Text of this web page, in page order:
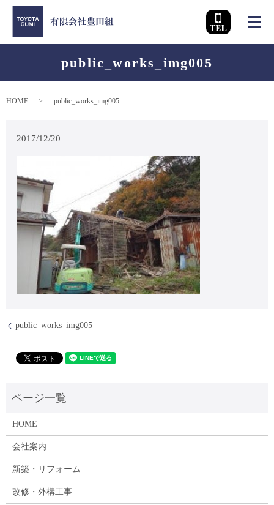
メ
public_works_img005
HOME public_works_img005
2017/12/20
public_works_img005
HOME
会社案内
新築・リフォーム
改修・外構工事